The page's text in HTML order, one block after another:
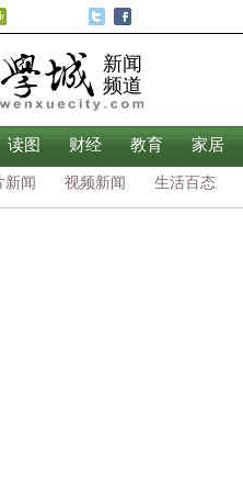
新闻
频道
读图 财经 教育 家居
新闻 视频新闻 生活百态